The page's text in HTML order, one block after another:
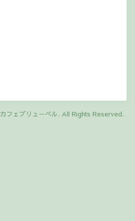
カフェブリューベル. All Rights Reserved.